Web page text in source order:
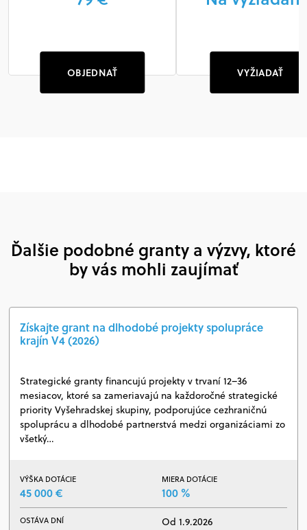
OBJEDNAŤ VYŽIADAŤ
Ďalšie podobné granty a výzvy, ktoré
by vás mohli zaujímať
Získajte grant na dlhodobé projekty spolupráce
krajín V4 (2026)
Strategické granty financujú projekty v trvaní 12–36
mesiacov, ktoré sa zameriavajú na každoročné strategické
priority Vyšehradskej skupiny, podporujúce cezhraničnú
spoluprácu a dlhodobé partnerstvá medzi organizáciami zo
všetký…
VÝŠKA DOTÁCIE
45 000 €
MIERA DOTÁCIE
100 %
OSTÁVA DNÍ
Od 1.9.2026